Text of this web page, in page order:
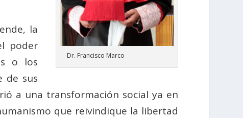
Dr. Francisco Marco
la
poder
o los
de sus
a una transformación social ya en
que reivindique la libertad